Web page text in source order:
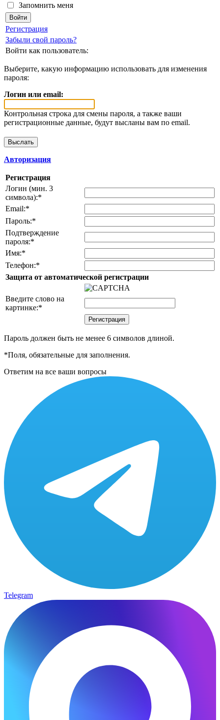
Запомнить меня
Регистрация
Забыли свой пароль?
Войти как пользователь:
Выберите, какую информацию использовать для изменения
пароля:
Логин или email:
Контрольная строка для смены пароля, а также ваши
регистрационные данные, будут высланы вам по email.
Авторизация
Регистрация
Логин (мин. 3
символа):*
Email:*
Пароль:*
Подтверждение
пароля:*
Имя:*
Телефон:*
Защита от автоматической регистрации
Введите слово на
картинке:*
Пароль должен быть не менее 6 символов длиной.
*Поля, обязательные для заполнения.
Ответим на все ваши вопросы
Telegram